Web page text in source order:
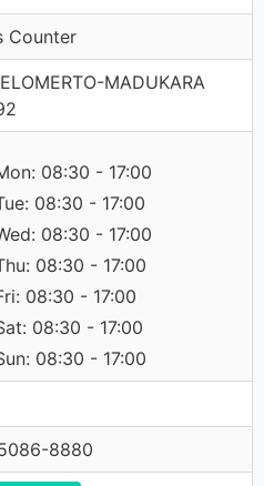
Counter
MADUKARA
08:30 - 17:00
08:30 - 17:00
08:30 - 17:00
08:30 - 17:00
08:30 - 17:00
08:30 - 17:00
08:30 - 17:00
8880